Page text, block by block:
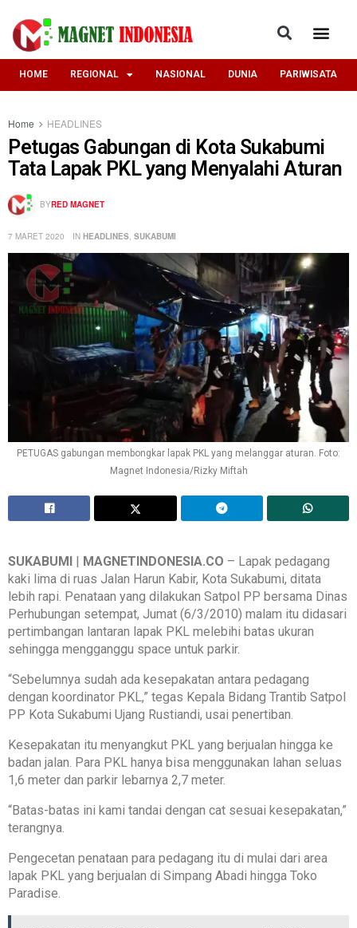
HOME REGIONAL NASIONAL DUNIA PARIWISATA
Home HEADLINES
Petugas Gabungan di Kota Sukabumi
Tata Lapak PKL yang Menyalahi Aturan
BYRED MAGNET
7 MARET 2020 IN HEADLINES SUKABUMI
PETUGAS gabungan membongkar lapak PKL yang melanggar aturan. Foto:
Magnet Indonesia/Rizky Miftah
SUKABUMI MAGNETINDONESIA.CO – Lapak pedagang
kaki lima di ruas Jalan Harun Kabir, Kota Sukabumi, ditata
lebih rapi. Penataan yang dilakukan Satpol PP bersama Dinas
Perhubungan setempat, Jumat (6/3/2010) malam itu didasari
pertimbangan lantaran lapak PKL melebihi batas ukuran
sehingga mengganggu space untuk parkir.
“Sebelumnya sudah ada kesepakatan antara pedagang
dengan koordinator PKL,” tegas Kepala Bidang Trantib Satpol
PP Kota Sukabumi Ujang Rustiandi, usai penertiban.
Kesepakatan itu menyangkut PKL yang berjualan hingga ke
badan jalan. Para PKL hanya bisa menggunakan lahan seluas
1,6 meter dan parkir lebarnya 2,7 meter.
“Batas-batas ini kami tandai dengan cat sesuai kesepakatan,”
terangnya.
Pengecetan penataan para pedagang itu di mulai dari area
lapak PKL yang berjualan di Simpang Abadi hingga Toko
Paradise.